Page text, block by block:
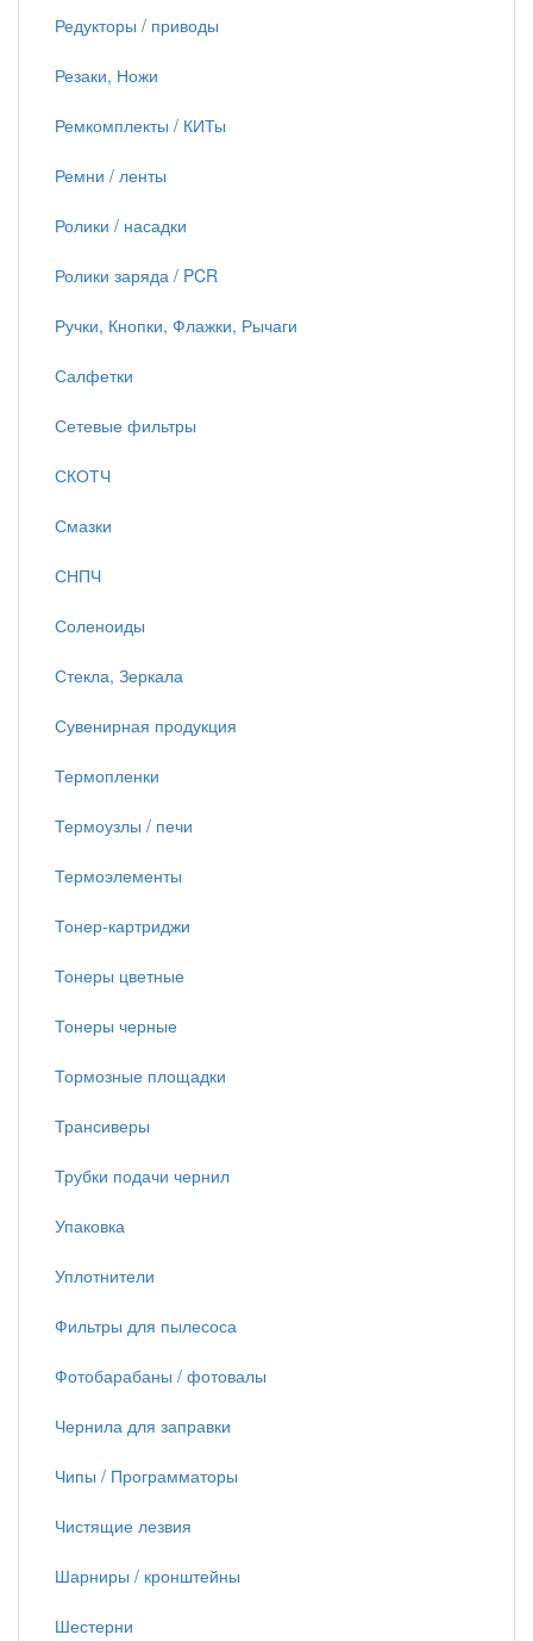
Редукторы / приводы
Резаки, Ножи
Ремкомплекты / КИТы
Ремни / ленты
Ролики / насадки
Ролики заряда / PCR
Ручки, Кнопки, Флажки, Рычаги
Салфетки
Сетевые фильтры
СКОТЧ
Смазки
СНПЧ
Соленоиды
Стекла, Зеркала
Сувенирная продукция
Термопленки
Термоузлы / печи
Термоэлементы
Тонер-картриджи
Тонеры цветные
Тонеры черные
Тормозные площадки
Трансиверы
Трубки подачи чернил
Упаковка
Уплотнители
Фильтры для пылесоса
Фотобарабаны / фотовалы
Чернила для заправки
Чипы / Программаторы
Чистящие лезвия
Шарниры / кронштейны
Шестерни